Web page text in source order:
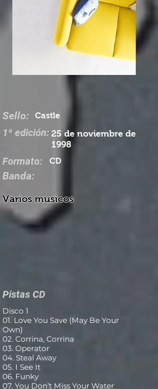
Sello: Castle
1ª edición: 25 de noviembre de
1998
Formato: CD
Banda:
Varios musicos
Pistas CD
Disco 1
01. Love You Save (May Be Your
Own)
02. Corrina, Corrina
03. Operator
04. Steal Away
05. I See It
06. Funky
07. You Don’t Miss Your Water